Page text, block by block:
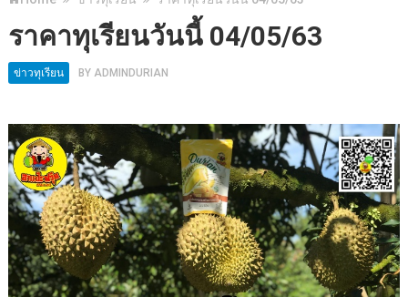
ราคาทุเรียนวันนี้ 04/05/63
ข่าวทุเรียน BY ADMINDURIAN